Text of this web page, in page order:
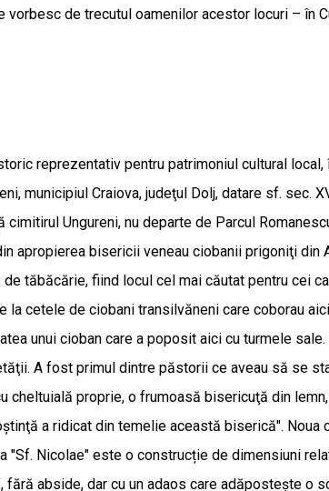
de trecutul oamenilor acestor locuri – în
reprezentativ pentru patrimoniul cultural
municipiul Craiova, judeţul Dolj, datare sf.
cimitirul Ungureni, nu departe de Parcul
apropierea bisericii veneau ciobanii prigoniţi
tăbăcărie, fiind locul cel mai căutat pentru cei
la cetele de ciobani transilvăneni care coborau
unui cioban care a poposit aici cu turmele
A fost primul dintre păstorii ce aveau să se
cheltuială proprie, o frumoasă bisericuţă din
a ridicat din temelie această biserică".
"Sf. Nicolae" este o construcție de dimensiuni
fără abside, dar cu un adaos care adăposteşte